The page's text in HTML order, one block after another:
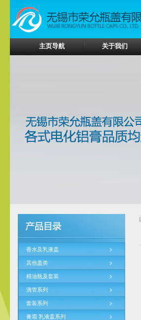
主页导航 关于我们
香水及乳液盖
其他盖类
精油瓶及套装
滴管系列
套装系列
膏霜 乳液盖系列